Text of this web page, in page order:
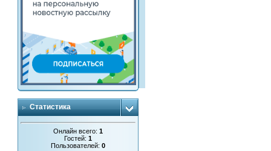
Статистика
Онлайн всего:1
Гостей:1
Пользователей:0